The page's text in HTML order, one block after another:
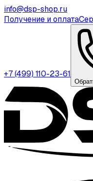
info@dsp-shop.ru
Получение и оплата
+7 (499) 110-23-61